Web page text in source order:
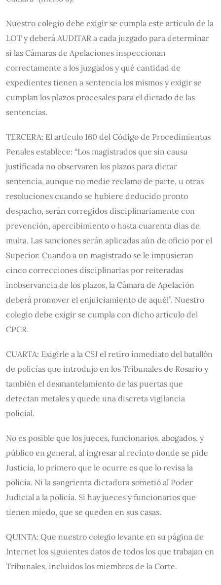
Nuestro colegio debe exigir se cumpla este artículo de la
LOT y deberá AUDITAR a cada juzgado para determinar
si las Cámaras de Apelaciones inspeccionan
correctamente a los juzgados y qué cantidad de
expedientes tienen a sentencia los mismos y exigir se
cumplan los plazos procesales para el dictado de las
sentencias.
TERCERA: El artículo 160 del Código de Procedimientos
Penales establece: “Los magistrados que sin causa
justificada no observaren los plazos para dictar
sentencia, aunque no medie reclamo de parte, u otras
resoluciones cuando se hubiere deducido pronto
despacho, serán corregidos disciplinariamente con
prevención, apercibimiento o hasta cuarenta días de
multa. Las sanciones serán aplicadas aún de oficio por el
Superior. Cuando a un magistrado se le impusieran
cinco correcciones disciplinarias por reiteradas
inobservancia de los plazos, la Cámara de Apelación
deberá promover el enjuiciamiento de aquél”. Nuestro
colegio debe exigir se cumpla con dicho artículo del
CPCR.
CUARTA: Exigirle a la CSJ el retiro inmediato del batallón
de policías que introdujo en los Tribunales de Rosario y
también el desmantelamiento de las puertas que
detectan metales y quede una discreta vigilancia
policial.
No es posible que los jueces, funcionarios, abogados, y
público en general, al ingresar al recinto donde se pide
Justicia, lo primero que le ocurre es que lo revisa la
policía. Ni la sangrienta dictadura sometió al Poder
Judicial a la policía. Si hay jueces y funcionarios que
tienen miedo, que se queden en sus casas.
QUINTA: Que nuestro colegio levante en su página de
Internet los siguientes datos de todos los que trabajan en
Tribunales, incluidos los miembros de la Corte.